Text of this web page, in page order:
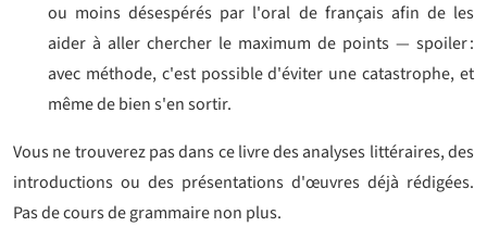
ou moins désespérés par l'oral de français afin de les
aider à aller chercher le maximum de points — spoiler :
avec méthode, c'est possible d'éviter une catastrophe, et
même de bien s'en sortir.
Vous ne trouverez pas dans ce livre des analyses littéraires, des
introductions ou des présentations d'œuvres déjà rédigées.
Pas de cours de grammaire non plus.